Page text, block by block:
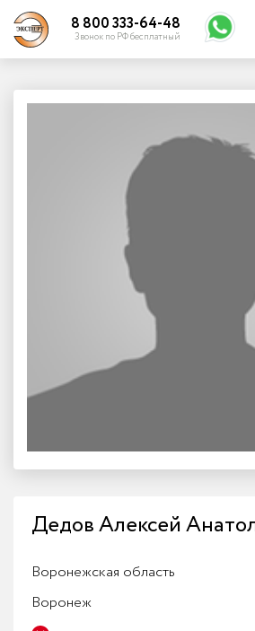
Войти
Личный
8 800 333-64-48
Звонок по РФ бесплатный
Дедов Алексей
Воронежская область
Воронеж